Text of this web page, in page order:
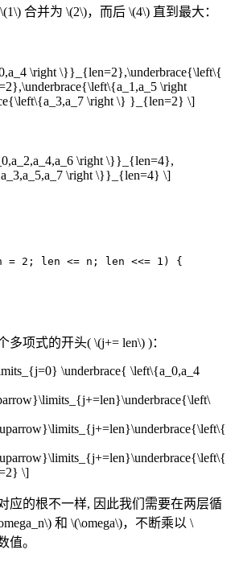
\(1\) 合并为 \(2\)，而后 \(4\) 直到最大：
\right \}}_{len=2},\underbrace{\left\{
\right
\right \} }_{len=2} \]
\right \}}_{len=4},
\right \}}_{len=4} \]
= 2 ; len <= n; len <<= 1 ) {
多项式的开头( \(j+= len\) )：
\underbrace{ \left\{a_0,a_4
\]
应的根不一样, 因此我们需要在两层循
和 \(\omega\)，不断乘以 \
值。